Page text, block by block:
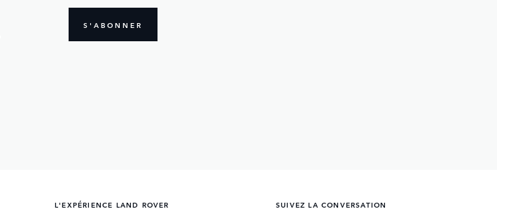
S'ABONNER
L'EXPÉRIENCE LAND ROVER SUIVEZ LA CONVERSATION